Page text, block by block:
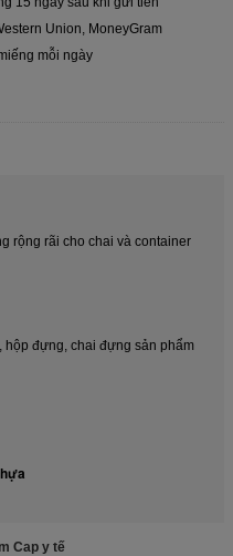
Union, MoneyGram
mỗi ngày
rộng rãi cho chai và container
đựng, chai đựng sản phẩm
Cap y tế